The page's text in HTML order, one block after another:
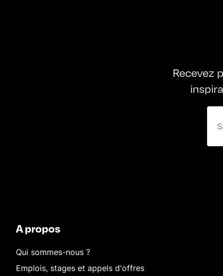
Recevez
A propos
Qui sommes-nous ?
Emplois, stages et appels d'offres